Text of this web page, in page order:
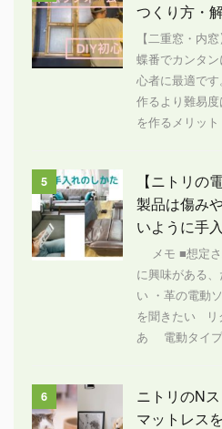
つくり方・
【二重窓・内
蝶番でカンタ
心者に最適で
作るより難易
を作るメリッ
5
【ニトリの
製品は傷み
いように手
メモ ■想定
に興味がある
い ・革の電動
を聞きたい リ
あ 電動タイプ
6
ニトリのN
マットレス